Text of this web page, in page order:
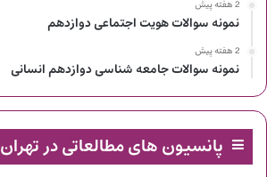
2 هفته پیش
نمونه سوالات هویت اجتماعی دوازدهم
2 هفته پیش
نمونه سوالات جامعه شناسی دوازدهم انسانی
پانسیون های مطالعاتی در تهران